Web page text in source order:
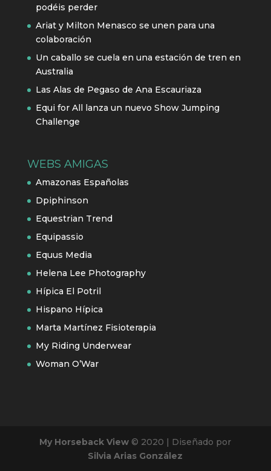
podéis perder
Ariat y Milton Menasco se unen para una
colaboración
Un caballo se cuela en una estación de tren en
Australia
Las Alas de Pegaso de Ana Escauriaza
Equi for All lanza un nuevo Show Jumping
Challenge
WEBS AMIGAS
Amazonas Españolas
Dpiphinson
Equestrian Trend
Equipassio
Equus Media
Helena Lee Photography
Hípica El Potril
Hispano Hípica
Marta Martínez Fisioterapia
My Riding Underwear
Woman O’War
My Horseback View © 2020 | Diseñado por
Silvia Arias González